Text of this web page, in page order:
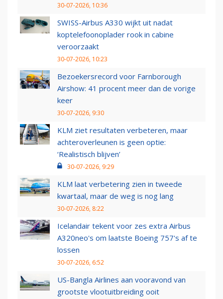
30-07-2026, 10:36
SWISS-Airbus A330 wijkt uit nadat
koptelefoonoplader rook in cabine
veroorzaakt
30-07-2026, 10:23
Bezoekersrecord voor Farnborough
Airshow: 41 procent meer dan de vorige
keer
30-07-2026, 9:30
KLM ziet resultaten verbeteren, maar
achteroverleunen is geen optie:
‘Realistisch blijven’
30-07-2026, 9:29
KLM laat verbetering zien in tweede
kwartaal, maar de weg is nog lang
30-07-2026, 8:22
Icelandair tekent voor zes extra Airbus
A320neo's om laatste Boeing 757's af te
lossen
30-07-2026, 6:52
US-Bangla Airlines aan vooravond van
grootste vlootuitbreiding ooit